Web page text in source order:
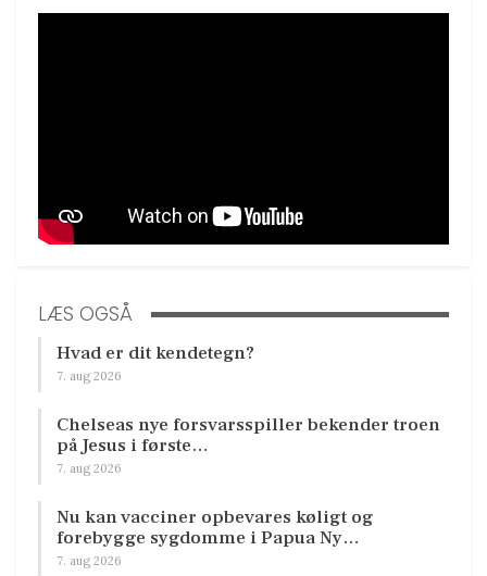
LÆS OGSÅ
Hvad er dit kendetegn?
7. aug 2026
Chelseas nye forsvarsspiller bekender troen
på Jesus i første…
7. aug 2026
Nu kan vacciner opbevares køligt og
forebygge sygdomme i Papua Ny…
7. aug 2026